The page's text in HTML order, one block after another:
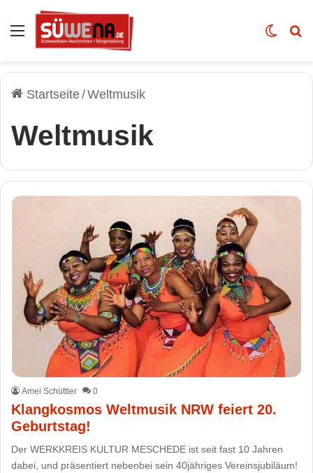
Auswahl Skin
Startseite/Weltmusik
Weltmusik
Amei Schüttler 0
Klangkosmos Weltmusik NRW feiert 20.
Geburtstag!
Der WERKKREIS KULTUR MESCHEDE ist seit fast 10 Jahren
dabei, und präsentiert nebenbei sein 40jähriges Vereinsjubiläum!